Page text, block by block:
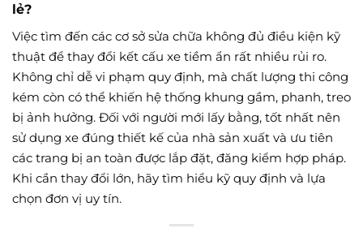
lẻ?
Việc tìm đến các cơ sở sửa chữa không đủ điều kiện kỹ
thuật để thay đổi kết cấu xe tiềm ẩn rất nhiều rủi ro.
Không chỉ dễ vi phạm quy định, mà chất lượng thi công
kém còn có thể khiến hệ thống khung gầm, phanh, treo
bị ảnh hưởng. Đối với người mới lấy bằng, tốt nhất nên
sử dụng xe đúng thiết kế của nhà sản xuất và ưu tiên
các trang bị an toàn được lắp đặt, đăng kiểm hợp pháp.
Khi cần thay đổi lớn, hãy tìm hiểu kỹ quy định và lựa
chọn đơn vị uy tín.